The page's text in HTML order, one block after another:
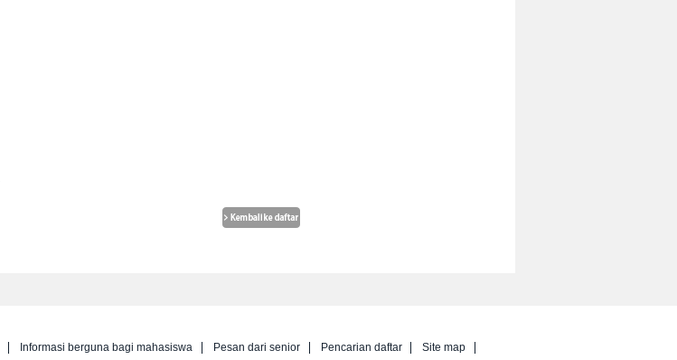
Informasi berguna bagi mahasiswa Pesan dari senior Pencarian daftar
Site map